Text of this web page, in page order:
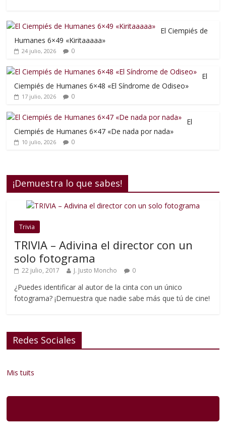
El Ciempiés de
Humanes 6×49 «Kiritaaaaa»
24 julio, 2026 0
El
Ciempiés de Humanes 6×48 «El Síndrome de Odiseo»
17 julio, 2026 0
El
Ciempiés de Humanes 6×47 «De nada por nada»
10 julio, 2026 0
¡Demuestra lo que sabes!
Trivia
TRIVIA – Adivina el director con un
solo fotograma
22 julio, 2017 J. Justo Moncho 0
¿Puedes identificar al autor de la cinta con un único
fotograma? ¡Demuestra que nadie sabe más que tú de cine!
Redes Sociales
Mis tuits